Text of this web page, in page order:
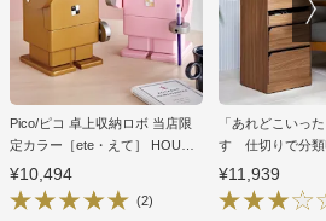
Pico/ピコ 卓上収納ロボ 当店限
定カラー［ete・えて］ HOUSE
STYLING別注色
¥10,494
(2)
「あれどこいっ
す 仕切りで分類
¥11,939